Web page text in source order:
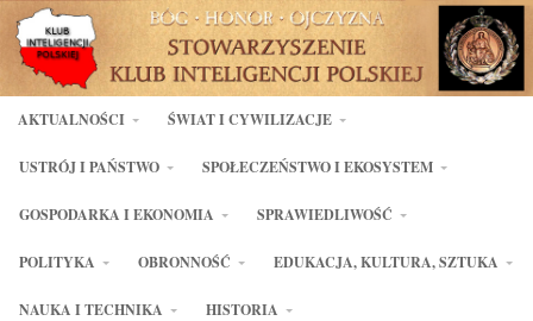
AKTUALNOŚCI ŚWIAT I CYWILIZACJE
USTRÓJ I PAŃSTWO SPOŁECZEŃSTWO I EKOSYSTEM
GOSPODARKA I EKONOMIA SPRAWIEDLIWOŚĆ
POLITYKA OBRONNOŚĆ EDUKACJA, KULTURA, SZTUKA
NAUKA I TECHNIKA HISTORIA